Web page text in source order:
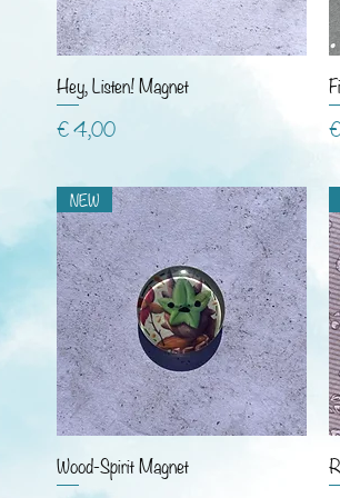
Hey, Listen! Magnet
Preis
€ 4,00
NEW
Wood-Spirit Magnet